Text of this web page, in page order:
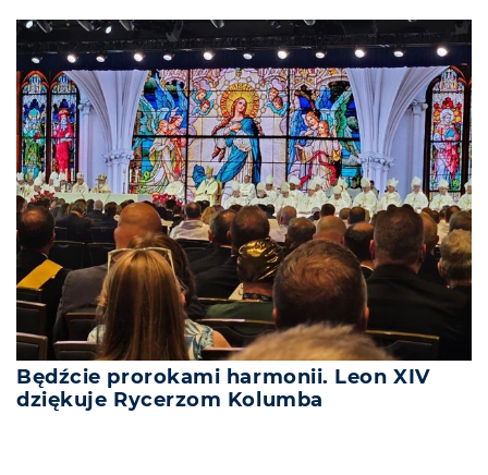
Będźcie prorokami harmonii. Leon XIV
dziękuje Rycerzom Kolumba